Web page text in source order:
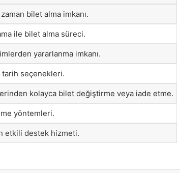
bilet alma imkanı.
ile bilet alma süreci.
yararlanma imkanı.
tarih seçenekleri.
kolayca bilet değiştirme veya iade etme.
yöntemleri.
etkili destek hizmeti.